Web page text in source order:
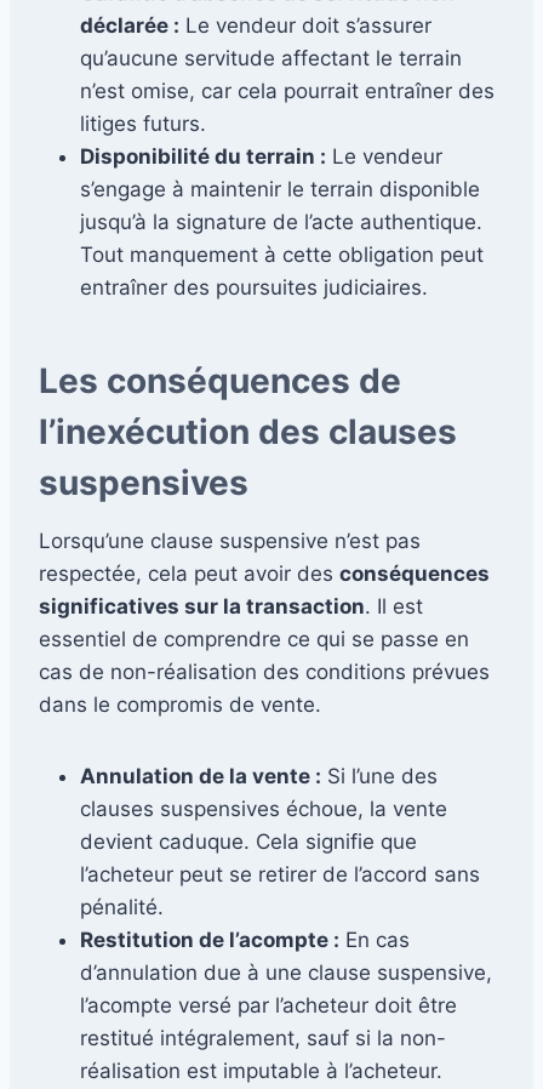
déclarée : Le vendeur doit s’assurer
qu’aucune servitude affectant le terrain
n’est omise, car cela pourrait entraîner des
litiges futurs.
Disponibilité du terrain : Le vendeur
s’engage à maintenir le terrain disponible
jusqu’à la signature de l’acte authentique.
Tout manquement à cette obligation peut
entraîner des poursuites judiciaires.
Les conséquences de
l’inexécution des clauses
suspensives
Lorsqu’une clause suspensive n’est pas
respectée, cela peut avoir des conséquences
significatives sur la transaction. Il est
essentiel de comprendre ce qui se passe en
cas de non-réalisation des conditions prévues
dans le compromis de vente.
Annulation de la vente : Si l’une des
clauses suspensives échoue, la vente
devient caduque. Cela signifie que
l’acheteur peut se retirer de l’accord sans
pénalité.
Restitution de l’acompte : En cas
d’annulation due à une clause suspensive,
l’acompte versé par l’acheteur doit être
restitué intégralement, sauf si la non-
réalisation est imputable à l’acheteur.